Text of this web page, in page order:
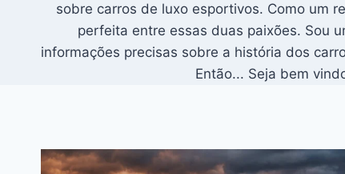
sobre carros de luxo esportivos. Como um
perfeita entre essas duas paixões. Sou
informações precisas sobre a história dos
Então... Seja bem